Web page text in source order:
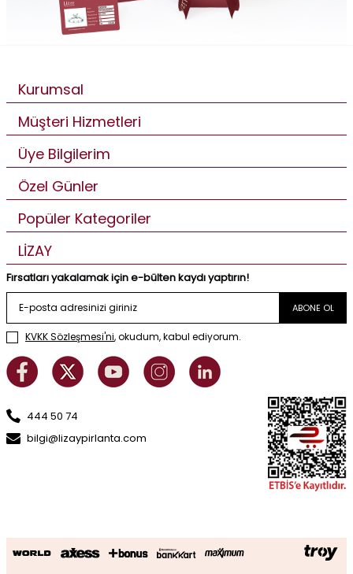
Kurumsal
Müşteri Hizmetleri
Üye Bilgilerim
Özel Günler
Popüler Kategoriler
LİZAY
Fırsatları yakalamak için e-bülten kaydı yaptırın!
ABONE OL
KVKK Sözleşmesi'ni, okudum, kabul ediyorum.
444 50 74
bilgi@lizaypirlanta.com